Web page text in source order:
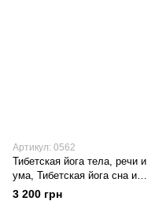
Артикул: 0562
Тибетская йога тела, речи и
ума, Тибетская йога сна и
сновидений Тендзин Ринпоче
3 200 грн